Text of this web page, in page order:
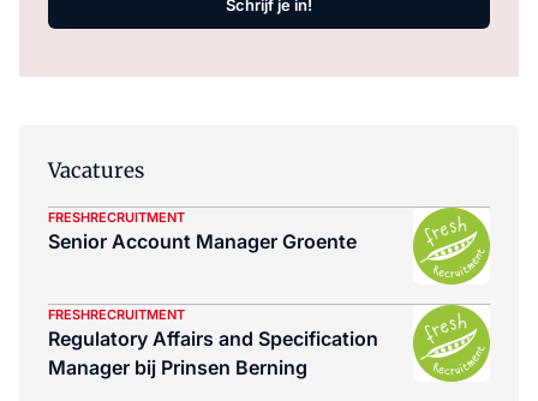
Schrijf je in!
Vacatures
FRESHRECRUITMENT
Senior Account Manager Groente
FRESHRECRUITMENT
Regulatory Affairs and Specification
Manager bij Prinsen Berning